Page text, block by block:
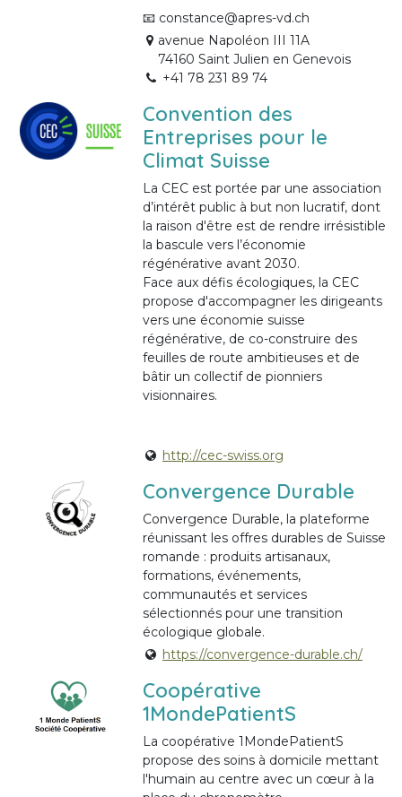
📧 constance@apres-vd.ch
avenue Napoléon III 11A
74160 Saint Julien en Genevois
+41 78 231 89 74
Convention des
Entreprises pour le
Climat Suisse
La CEC est portée par une association
d’intérêt public à but non lucratif, dont
la raison d'être est de rendre irrésistible
la bascule vers l’économie
régénérative avant 2030.
Face aux défis écologiques, la CEC
propose d'accompagner les dirigeants
vers une économie suisse
régénérative, de co-construire des
feuilles de route ambitieuses et de
bâtir un collectif de pionniers
visionnaires.
http://cec-swiss.org
Convergence Durable
Convergence Durable, la plateforme
réunissant les offres durables de Suisse
romande : produits artisanaux,
formations, événements,
communautés et services
sélectionnés pour une transition
écologique globale.
https://convergence-durable.ch/
Coopérative
1MondePatientS
La coopérative 1MondePatientS
propose des soins à domicile mettant
l'humain au centre avec un cœur à la